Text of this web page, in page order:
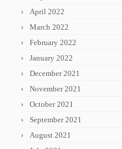
April 2022
March 2022
February 2022
January 2022
December 2021
November 2021
October 2021
September 2021
August 2021